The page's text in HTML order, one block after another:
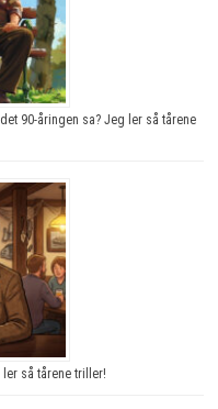
90-åringen sa? Jeg ler så tårene
ler så tårene triller!